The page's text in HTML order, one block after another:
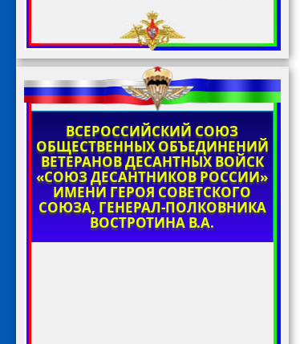
ВСЕРОССИЙСКИЙ СОЮЗ
ОБЩЕСТВЕННЫХ ОБЪЕДИНЕНИЙ
ВЕТЕРАНОВ ДЕСАНТНЫХ ВОЙСК
«СОЮЗ ДЕСАНТНИКОВ РОССИИ»
ИМЕНИ ГЕРОЯ СОВЕТСКОГО
СОЮЗА, ГЕНЕРАЛ-ПОЛКОВНИКА
ВОСТРОТИНА В.А.